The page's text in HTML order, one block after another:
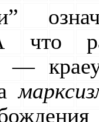
что
—
а